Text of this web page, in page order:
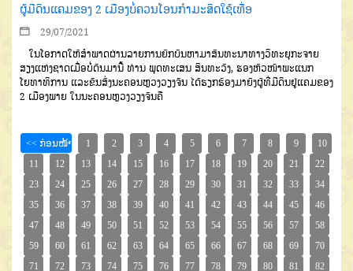
ຜູ້ມີດິນແຄມຂອງ 2 ເມືອງບໍ່ຄວນໂອນກຳມະສິດໃຊ້ເທື່ອ
29/07/2021
ໃນໂອກາດໃຫ້ສໍາພາດຜ່ານລາຍການຍົກບັນຫາມາສົນທະນາທາງວິທະຍຸກະຈາຍ
ສຽງແຫ່ງຊາດເມື່ອບໍ່ດົນມານີ້ ທ່ານ ພຸດທະເສນ ສິນທະວົງ, ຮອງຫົວໜ້າພະແນກ
ໂຍທາທິການ ແລະຂົນສົ່ງນະຄອນຫຼວງວຽງຈັນ ໄດ້ຮຽກຮ້ອງມາຍັງຜູ້ທີ່ມີດິນຢູ່ແຄມຂອງ
2 ເມືອງພາຍ ໃນນະຄອນຫຼວງວຽງຈັນຄື